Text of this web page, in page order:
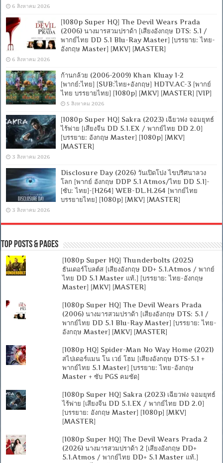
6 สิงหาคม 2026
[1080p Super HQ] The Devil Wears Prada
(2006) นางมารสวมปราด้า [เสียงอังกฤษ DTS: 5.1 /
พากย์ไทย DD 5.1 Blu-Ray Master] [บรรยาย: ไทย-
อังกฤษ Master] [MKV] [MASTER]
6 สิงหาคม 2026
ก้านกล้วย (2006-2009) Khan Kluay 1-2
[พากย์:ไทย] [SUB:ไทย+อังกฤษ] HDTV.AC-3 [พากย์
ไทย บรรยายไทย] [1080p] [MKV] [MASTER] [VIP]
5 สิงหาคม 2026
[1080p Super HQ] Sakra (2023) เฉียวฟง จอมยุทธ์
ไร้พ่าย [เสียงจีน DD 5.1.EX / พากย์ไทย DD 2.0]
[บรรยาย: อังกฤษ Master] [1080p] [MKV]
[MASTER]
3 สิงหาคม 2026
Disclosure Day (2026) วันเปิดโปง ไขปริศนาลวง
โลก [พากย์ อังกฤษ DDP 5.1 Atmos/ไทย DD 5.1]-
[ซับ: ไทย]-[H264] WEB-DL.H.264 [พากย์ไทย
บรรยายไทย] [1080p] [MKV] [MASTER]
3 สิงหาคม 2026
Top Posts & Pages
[1080p Super HQ] Thunderbolts (2025)
ธันเดอร์โบลต์ส [เสียงอังกฤษ DD+ 5.1.Atmos / พากย์
ไทย DD 5.1 Master แท้.] [บรรยาย: ไทย-อังกฤษ
Master] [MKV] [MASTER]
[1080p Super HQ] The Devil Wears Prada
(2006) นางมารสวมปราด้า [เสียงอังกฤษ DTS: 5.1 /
พากย์ไทย DD 5.1 Blu-Ray Master] [บรรยาย: ไทย-
อังกฤษ Master] [MKV] [MASTER]
[1080p HQ] Spider-Man No Way Home (2021)
สไปเดอร์แมน โน เวย์ โฮม [เสียงอังกฤษ DTS-5.1 +
พากย์ไทย 5.1 Master] [บรรยาย: ไทย-อังกฤษ
Master + ซับ PGS คมชัด]
[1080p Super HQ] Sakra (2023) เฉียวฟง จอมยุทธ์
ไร้พ่าย [เสียงจีน DD 5.1.EX / พากย์ไทย DD 2.0]
[บรรยาย: อังกฤษ Master] [1080p] [MKV]
[MASTER]
[1080p Super HQ] The Devil Wears Prada 2
(2026) นางมารสวมปราด้า 2 [เสียงอังกฤษ DD+
5.1.Atmos / พากย์ไทย DD+ 5.1 Master แท้.]